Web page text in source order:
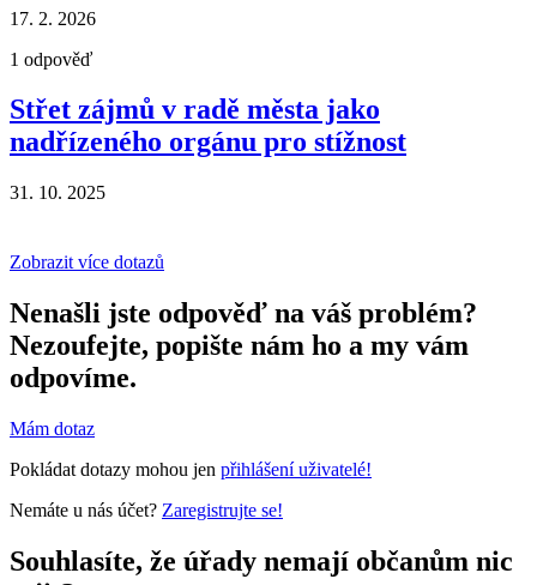
17. 2. 2026
1 odpověď
Střet zájmů v radě města jako
nadřízeného orgánu pro stížnost
31. 10. 2025
Zobrazit více dotazů
Nenašli jste odpověď na váš problém?
Nezoufejte, popište nám ho a my vám
odpovíme.
Mám dotaz
Pokládat dotazy mohou jen přihlášení uživatelé!
Nemáte u nás účet? Zaregistrujte se!
Souhlasíte, že úřady nemají občanům nic